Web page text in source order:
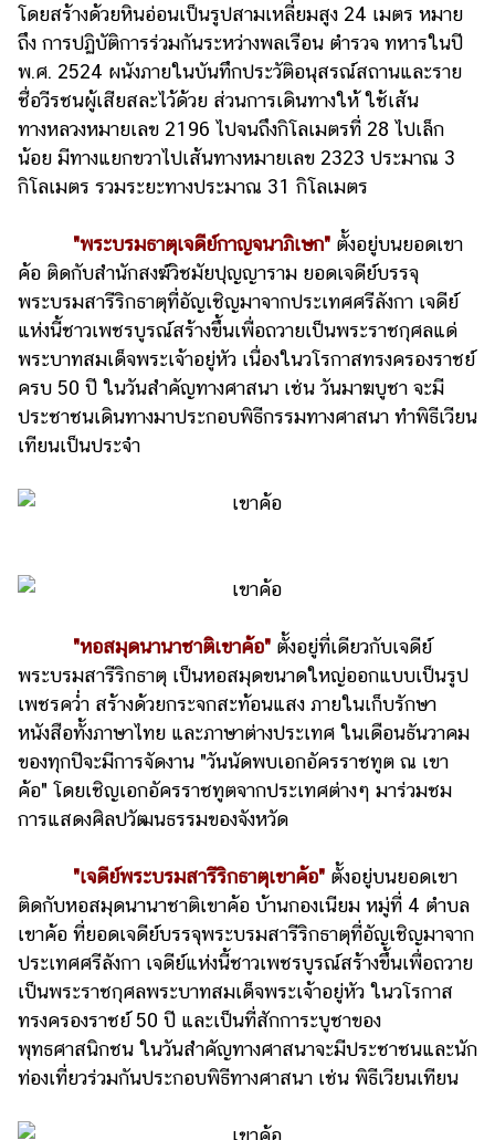
โดยสร้างด้วยหินอ่อนเป็นรูปสามเหลี่ยมสูง 24 เมตร หมาย
ถึง การปฏิบัติการร่วมกันระหว่างพลเรือน ตำรวจ ทหารในปี
พ.ศ. 2524 ผนังภายในบันทึกประวัติอนุสรณ์สถานและราย
ชื่อวีรชนผู้เสียสละไว้ด้วย ส่วนการเดินทางให้ ใช้เส้น
ทางหลวงหมายเลข 2196 ไปจนถึงกิโลเมตรที่ 28 ไปเล็ก
น้อย มีทางแยกขวาไปเส้นทางหมายเลข 2323 ประมาณ 3
กิโลเมตร รวมระยะทางประมาณ 31 กิโลเมตร
"พระบรมธาตุเจดีย์กาญจนาภิเษก" ตั้งอยู่บนยอดเขา
ค้อ ติดกับสำนักสงฆ์วิชมัยปุญญาราม ยอดเจดีย์บรรจุ
พระบรมสารีริกธาตุที่อัญเชิญมาจากประเทศศรีลังกา เจดีย์
แห่งนี้ชาวเพชรบูรณ์สร้างขึ้นเพื่อถวายเป็นพระราชกุศลแด่
พระบาทสมเด็จพระเจ้าอยู่หัว เนื่องในวโรกาสทรงครองราชย์
ครบ 50 ปี ในวันสำคัญทางศาสนา เช่น วันมาฆบูชา จะมี
ประชาชนเดินทางมาประกอบพิธีกรรมทางศาสนา ทำพิธีเวียน
เทียนเป็นประจำ
"หอสมุดนานาชาติเขาค้อ" ตั้งอยู่ที่เดียวกับเจดีย์
พระบรมสารีริกธาตุ เป็นหอสมุดขนาดใหญ่ออกแบบเป็นรูป
เพชรคว่ำ สร้างด้วยกระจกสะท้อนแสง ภายในเก็บรักษา
หนังสือทั้งภาษาไทย และภาษาต่างประเทศ ในเดือนธันวาคม
ของทุกปีจะมีการจัดงาน "วันนัดพบเอกอัครราชทูต ณ เขา
ค้อ" โดยเชิญเอกอัครราชทูตจากประเทศต่างๆ มาร่วมชม
การแสดงศิลปวัฒนธรรมของจังหวัด
"เจดีย์พระบรมสารีริกธาตุเขาค้อ" ตั้งอยู่บนยอดเขา
ติดกับหอสมุดนานาชาติเขาค้อ บ้านกองเนียม หมู่ที่ 4 ตำบล
เขาค้อ ที่ยอดเจดีย์บรรจุพระบรมสารีริกธาตุที่อัญเชิญมาจาก
ประเทศศรีลังกา เจดีย์แห่งนี้ชาวเพชรบูรณ์สร้างขึ้นเพื่อถวาย
เป็นพระราชกุศลพระบาทสมเด็จพระเจ้าอยู่หัว ในวโรกาส
ทรงครองราชย์ 50 ปี และเป็นที่สักการะบูชาของ
พุทธศาสนิกชน ในวันสำคัญทางศาสนาจะมีประชาชนและนัก
ท่องเที่ยวร่วมกันประกอบพิธีทางศาสนา เช่น พิธีเวียนเทียน